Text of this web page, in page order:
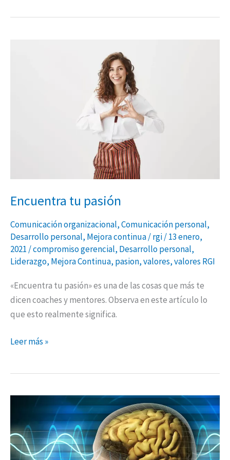
Encuentra tu pasión
Comunicación organizacional,Comunicación personal,
Desarrollo personal, Mejora continua/rgi/13 enero,
2021/compromiso gerencial, Desarrollo personal,
Liderazgo, Mejora Continua, pasion,valores,valores RGI
«Encuentra tu pasión» es una de las cosas que más te
dicen coaches y mentores. Observa en este artículo lo
que esto realmente significa.
Leer más »
Neurociencia:
de
accidentes